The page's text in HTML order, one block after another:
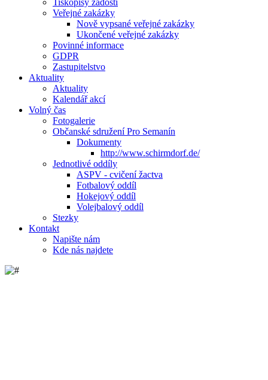
Tiskopisy žádostí
Veřejné zakázky
Nově vypsané veřejné zakázky
Ukončené veřejné zakázky
Povinné informace
GDPR
Zastupitelstvo
Aktuality
Aktuality
Kalendář akcí
Volný čas
Fotogalerie
Občanské sdružení Pro Semanín
Dokumenty
http://www.schirmdorf.de/
Jednotlivé oddíly
ASPV - cvičení žactva
Fotbalový oddíl
Hokejový oddíl
Volejbalový oddíl
Stezky
Kontakt
Napište nám
Kde nás najdete